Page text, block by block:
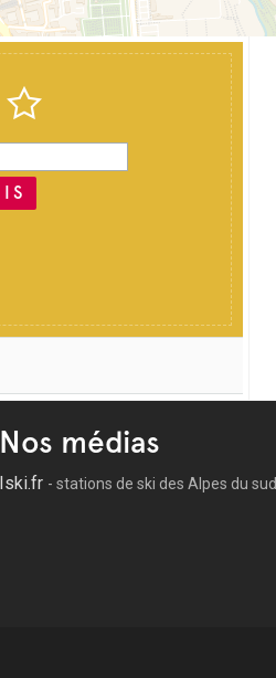
Nos médias
Iski.fr - stations de ski des Alpes du sud